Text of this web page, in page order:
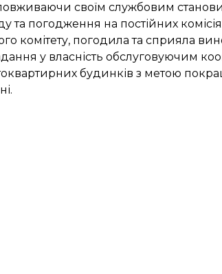
своїм службовим
та погодження на постійних
комітету, погодила та сприяла
у власність обслуговуючим
будинків з метою